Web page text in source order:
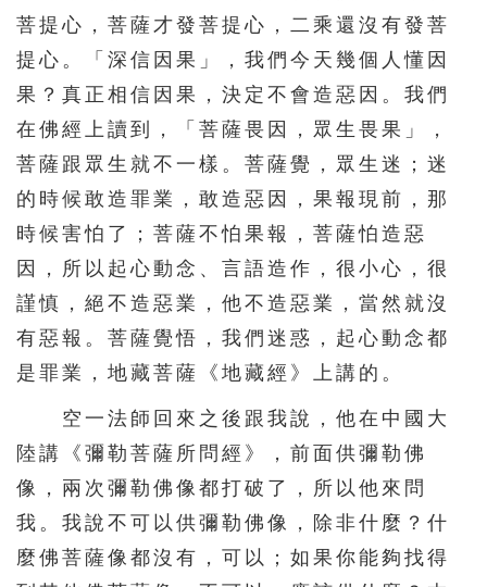
菩提心，菩薩才發菩提心，二乘還沒有發菩
提心。「深信因果」，我們今天幾個人懂因
果？真正相信因果，決定不會造惡因。我們
在佛經上讀到，「菩薩畏因，眾生畏果」，
菩薩跟眾生就不一樣。菩薩覺，眾生迷；迷
的時候敢造罪業，敢造惡因，果報現前，那
時候害怕了；菩薩不怕果報，菩薩怕造惡
因，所以起心動念、言語造作，很小心，很
謹慎，絕不造惡業，他不造惡業，當然就沒
有惡報。菩薩覺悟，我們迷惑，起心動念都
是罪業，地藏菩薩《地藏經》上講的。
空一法師回來之後跟我說，他在中國大
陸講《彌勒菩薩所問經》，前面供彌勒佛
像，兩次彌勒佛像都打破了，所以他來問
我。我說不可以供彌勒佛像，除非什麼？什
麼佛菩薩像都沒有，可以；如果你能夠找得